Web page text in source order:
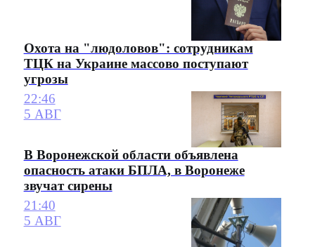
Охота на "людоловов": сотрудникам
ТЦК на Украине массово поступают
угрозы
22:46
5 АВГ
В Воронежской области объявлена
опасность атаки БПЛА, в Воронеже
звучат сирены
21:40
5 АВГ